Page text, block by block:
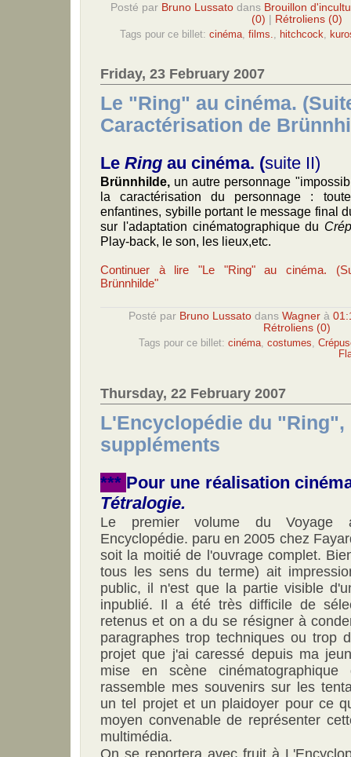
Posté par Bruno Lussatodans Brouillon
(0)
Rétroliens (0)
Tags pour ce billet: cinéma films. hitchcock
Friday, 23 February 2007
Le "Ring" au cinéma.
Caractérisation de
Le Ring au cinéma. (suite II)
Brünnhilde, un autre personnage
la caractérisation du personnage :
enfantines, sybille portant le message final
sur l'adaptation cinématographique du
Play-back, le son, les lieux,etc.
Continuer à lire "Le "Ring" au cinéma.
Brünnhilde"
Posté par Bruno Lussatodans Wagnerà
Rétroliens (0)
Tags pour ce billet: cinéma costumes
Thursday, 22 February 2007
L'Encyclopédie du "Ring",
suppléments
*** Pour une réalisation
Tétralogie.
Le premier volume du Voyage
Encyclopédie. paru en 2005 chez
soit la moitié de l'ouvrage complet.
tous les sens du terme) ait
public, il n'est que la partie visible
inpublié. Il a été très difficile de
retenus et on a du se résigner à
paragraphes trop techniques ou trop
projet que j'ai caressé depuis ma
mise en scène
rassemble mes souvenirs sur les
un tel projet et un plaidoyer pour ce
moyen convenable de représenter
multimédia.
On se reportera avec fruit à